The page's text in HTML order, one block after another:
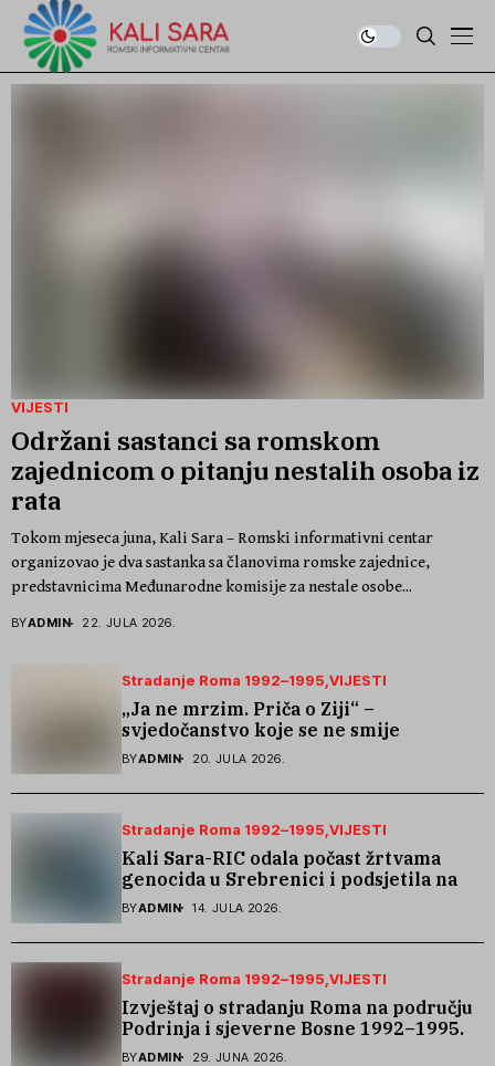
VIJESTI
Održani sastanci sa romskom
zajednicom o pitanju nestalih osoba iz
rata
Tokom mjeseca juna, Kali Sara – Romski informativni centar
organizovao je dva sastanka sa članovima romske zajednice,
predstavnicima Međunarodne komisije za nestale osobe...
BYADMIN 22. JULA 2026.
Stradanje Roma 1992–1995 VIJESTI
„Ja ne mrzim. Priča o Ziji“ –
svjedočanstvo koje se ne smije
zaboraviti
BYADMIN 20. JULA 2026.
Stradanje Roma 1992–1995 VIJESTI
Kali Sara-RIC odala počast žrtvama
genocida u Srebrenici i podsjetila na
stradanje Roma iz Skočića
BYADMIN 14. JULA 2026.
Stradanje Roma 1992–1995 VIJESTI
Izvještaj o stradanju Roma na području
Podrinja i sjeverne Bosne 1992–1995.
godine
BYADMIN 29. JUNA 2026.